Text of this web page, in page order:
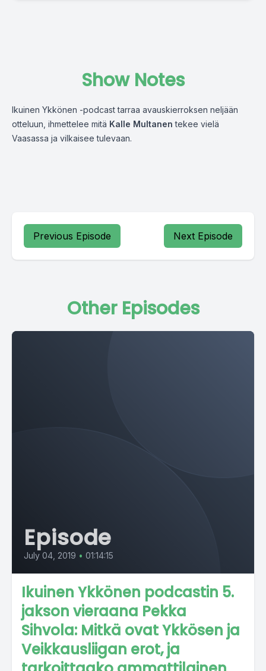
Show Notes
Ikuinen Ykkönen -podcast tarraa avauskierroksen neljään
otteluun, ihmettelee mitä Kalle Multanen tekee vielä
Vaasassa ja vilkaisee tulevaan.
Previous Episode Next Episode
Other Episodes
Episode
July 04, 2019 • 01:14:15
Ikuinen Ykkönen podcastin 5.
jakson vieraana Pekka
Sihvola: Mitkä ovat Ykkösen ja
Veikkausliigan erot, ja